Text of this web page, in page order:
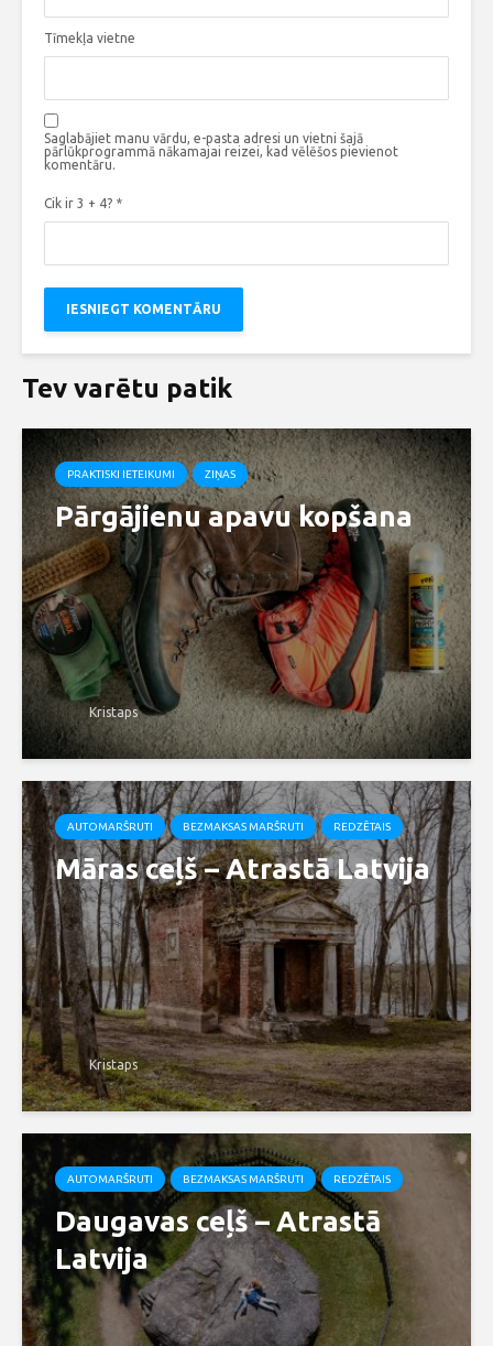
Tīmekļa vietne
Saglabājiet manu vārdu, e-pasta adresi un vietni šajā
pārlūkprogrammā nākamajai reizei, kad vēlēšos pievienot
komentāru.
Cik ir 3 + 4? *
Tev varētu patik
PRAKTISKI IETEIKUMI ZIŅAS
Pārgājienu apavu kopšana
Kristaps
AUTOMARŠRUTI BEZMAKSAS MARŠRUTI REDZĒTAIS
Māras ceļš – Atrastā Latvija
Kristaps
AUTOMARŠRUTI BEZMAKSAS MARŠRUTI REDZĒTAIS
Daugavas ceļš – Atrastā
Latvija